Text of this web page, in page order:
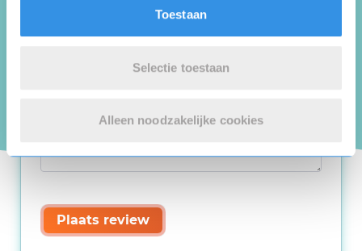
Toestaan
Selectie toestaan
Alleen noodzakelijke cookies
Plaats review